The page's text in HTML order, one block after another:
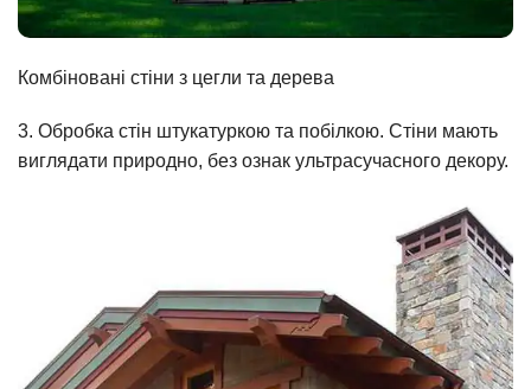
Комбіновані стіни з цегли та дерева
3. Обробка стін штукатуркою та побілкою. Стіни мають
виглядати природно, без ознак ультрасучасного декору.